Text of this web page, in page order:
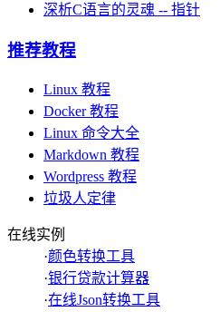
深析C语言的灵魂 -- 指针
推荐教程
Linux 教程
Docker 教程
Linux 命令大全
Markdown 教程
Wordpress 教程
垃圾人定律
在线实例
·颜色转换工具
·银行贷款计算器
·在线Json转换工具